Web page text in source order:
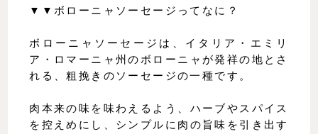
▼▼ボローニャソーセージってなに？
ボローニャソーセージは、イタリア・エミリ
ア・ロマーニャ州のボローニャが発祥の地とさ
れる、粗挽きのソーセージの一種です。
肉本来の味を味わえるよう、ハーブやスパイス
を控えめにし、シンプルに肉の旨味を引き出す